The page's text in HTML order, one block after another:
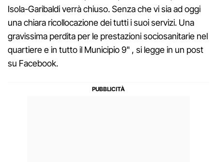
Isola-Garibaldi verrà chiuso. Senza che vi sia ad oggi
una chiara ricollocazione dei tutti i suoi servizi. Una
gravissima perdita per le prestazioni sociosanitarie nel
quartiere e in tutto il Municipio 9" , si legge in un post
su Facebook.